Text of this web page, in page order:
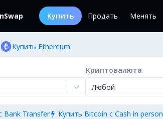
Купить Продать Менять
Купить Ethereum
Криптовалюта
Любой
Bank Transfer  Купить Bitcoin с Cash in person